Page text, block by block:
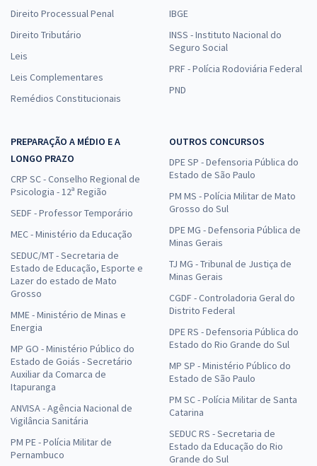
Direito Processual Penal
Direito Tributário
Leis
Leis Complementares
Remédios Constitucionais
IBGE
INSS - Instituto Nacional do
Seguro Social
PRF - Polícia Rodoviária Federal
PND
PREPARAÇÃO A MÉDIO E A
LONGO PRAZO
CRP SC - Conselho Regional de
Psicologia - 12ª Região
SEDF - Professor Temporário
MEC - Ministério da Educação
SEDUC/MT - Secretaria de
Estado de Educação, Esporte e
Lazer do estado de Mato
Grosso
MME - Ministério de Minas e
Energia
MP GO - Ministério Público do
Estado de Goiás - Secretário
Auxiliar da Comarca de
Itapuranga
ANVISA - Agência Nacional de
Vigilância Sanitária
PM PE - Polícia Militar de
Pernambuco
OUTROS CONCURSOS
DPE SP - Defensoria Pública do
Estado de São Paulo
PM MS - Polícia Militar de Mato
Grosso do Sul
DPE MG - Defensoria Pública de
Minas Gerais
TJ MG - Tribunal de Justiça de
Minas Gerais
CGDF - Controladoria Geral do
Distrito Federal
DPE RS - Defensoria Pública do
Estado do Rio Grande do Sul
MP SP - Ministério Público do
Estado de São Paulo
PM SC - Polícia Militar de Santa
Catarina
SEDUC RS - Secretaria de
Estado da Educação do Rio
Grande do Sul